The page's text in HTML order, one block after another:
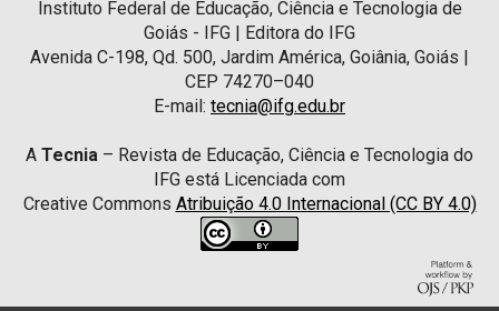
Instituto Federal de Educação, Ciência e Tecnologia de
Goiás - IFG | Editora do IFG
Avenida C-198, Qd. 500, Jardim América, Goiânia, Goiás |
CEP 74270–040
E-mail: tecnia@ifg.edu.br
A Tecnia – Revista de Educação, Ciência e Tecnologia do
IFG está Licenciada com
Creative Commons Atribuição 4.0 Internacional (CC BY 4.0)